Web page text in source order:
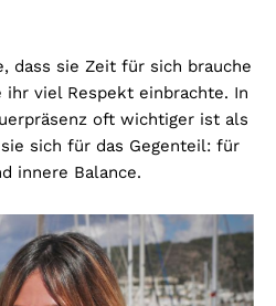
dass sie Zeit für sich brauche
ihr viel Respekt einbrachte. In
oft wichtiger ist als
sich für das Gegenteil: für
innere Balance.